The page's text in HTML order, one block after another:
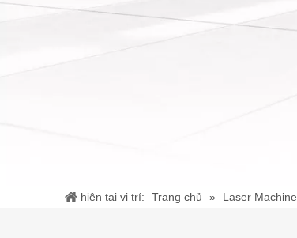
hiện tại vị trí: Trang chủ » Laser Machine